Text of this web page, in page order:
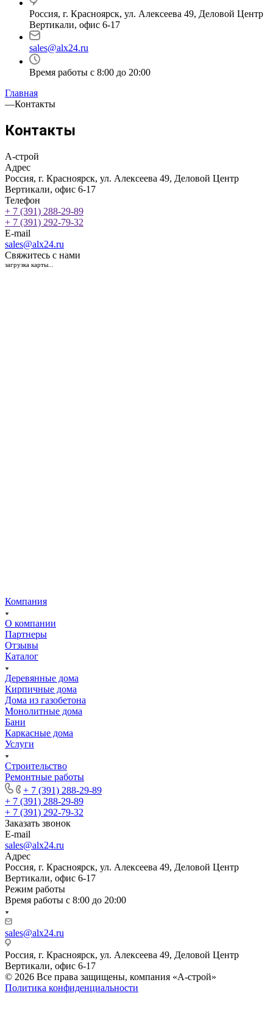
Россия, г. Красноярск, ул. Алексеева 49, Деловой Центр
Вертикали, офис 6-17
sales@alx24.ru
Время работы с 8:00 до 20:00
Главная
—Контакты
Контакты
А-строй
Адрес
Россия, г. Красноярск, ул. Алексеева 49, Деловой Центр
Вертикали, офис 6-17
Телефон
+ 7 (391) 288-29-89
+ 7 (391) 292-79-32
E-mail
sales@alx24.ru
Свяжитесь с нами
загрузка карты...
Компания
О компании
Партнеры
Отзывы
Каталог
Деревянные дома
Кирпичные дома
Дома из газобетона
Монолитные дома
Бани
Каркасные дома
Услуги
Строительство
Ремонтные работы
+ 7 (391) 288-29-89
+ 7 (391) 288-29-89
+ 7 (391) 292-79-32
Заказать звонок
E-mail
sales@alx24.ru
Адрес
Россия, г. Красноярск, ул. Алексеева 49, Деловой Центр
Вертикали, офис 6-17
Режим работы
Время работы с 8:00 до 20:00
sales@alx24.ru
Россия, г. Красноярск, ул. Алексеева 49, Деловой Центр
Вертикали, офис 6-17
© 2026 Все права защищены, компания «А-строй»
Политика конфиденциальности